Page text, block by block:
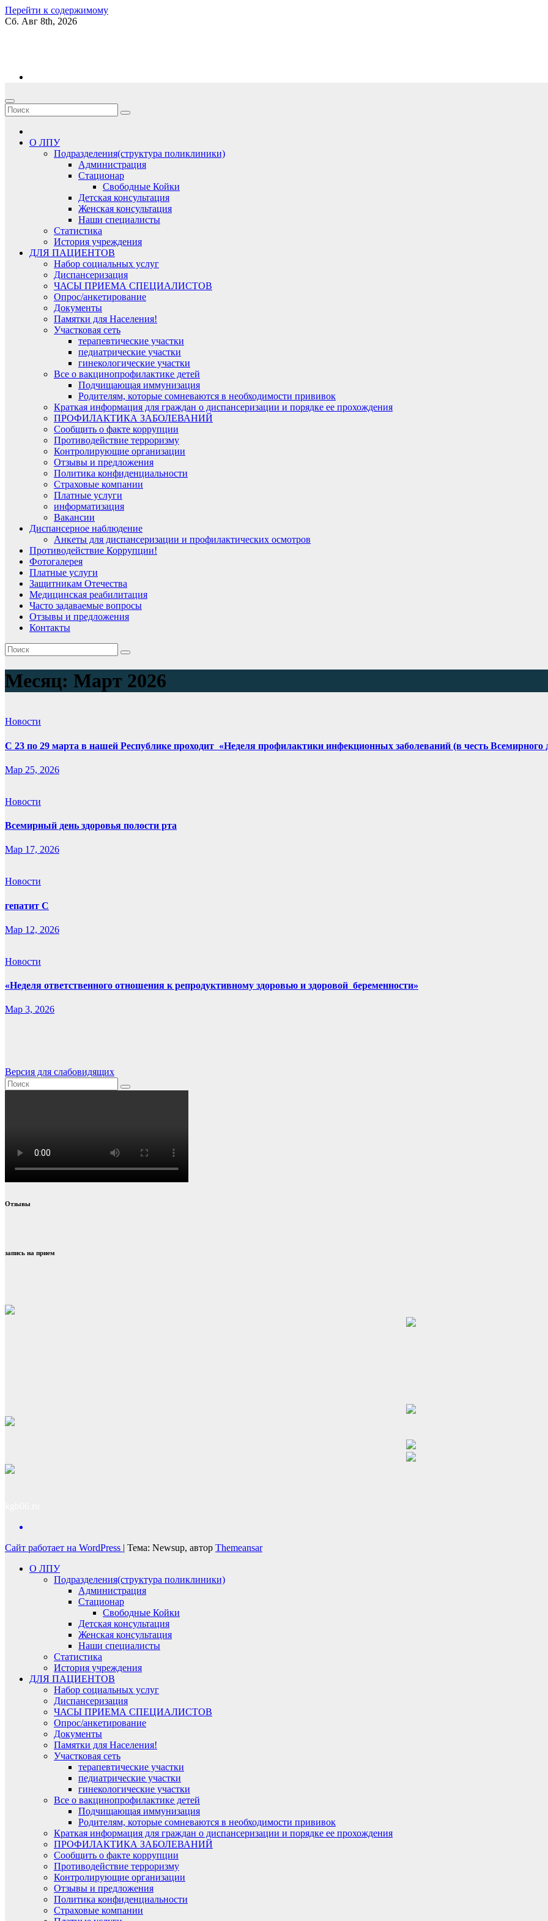
Перейти к содержимому
Сб. Авг 8th, 2026
О ЛПУ
Подразделения(структура поликлиники)
Администрация
Стационар
Свободные Койки
Детская консультация
Женская консультация
Наши специалисты
Статистика
История учреждения
ДЛЯ ПАЦИЕНТОВ
Набор социальных услуг
Диспансеризация​
ЧАСЫ ПРИЕМА СПЕЦИАЛИСТОВ
Опрос/анкетирование
Документы
Памятки для Населения!
Участковая сеть
терапевтические участки
педиатрические участки
гинекологические участки
Все о вакцинопрофилактике детей
Подчищающая иммунизация
Родителям, которые сомневаются в необходимости прививок
Краткая информация для граждан о диспансеризации и порядке ее прохождения
ПРОФИЛАКТИКА ЗАБОЛЕВАНИЙ
Сообщить о факте коррупции
Противодействие терроризму
Контролирующие организации
Отзывы и предложения
Политика конфиденциальности
Страховые компании
Платные услуги
информатизация
Вакансии
Диспансерное наблюдение
Анкеты для диспансеризации и профилактических осмотров
Противодействие Коррупции!
Фотогалерея
Платные услуги
Защитникам Отечества
Медицинская реабилитация
Часто задаваемые вопросы
Отзывы и предложения
Контакты
Месяц: Март 2026
Новости
С 23 по 29 марта в нашей Республике проходит «Неделя профилактики инфекционных заболеваний (в честь Всемирного
Мар 25, 2026
Новости
Всемирный день здоровья полости рта
Мар 17, 2026
Новости
гепатит С
Мар 12, 2026
Новости
«Неделя ответственного отношения к репродуктивному здоровью и здоровой беременности»
Мар 3, 2026
Версия для слабовидящих
Отзывы
запись на прием
Сайт работает на WordPress | Тема: Newsup, автор Themeansar
О ЛПУ
Подразделения(структура поликлиники)
Администрация
Стационар
Свободные Койки
Детская консультация
Женская консультация
Наши специалисты
Статистика
История учреждения
ДЛЯ ПАЦИЕНТОВ
Набор социальных услуг
Диспансеризация​
ЧАСЫ ПРИЕМА СПЕЦИАЛИСТОВ
Опрос/анкетирование
Документы
Памятки для Населения!
Участковая сеть
терапевтические участки
педиатрические участки
гинекологические участки
Все о вакцинопрофилактике детей
Подчищающая иммунизация
Родителям, которые сомневаются в необходимости прививок
Краткая информация для граждан о диспансеризации и порядке ее прохождения
ПРОФИЛАКТИКА ЗАБОЛЕВАНИЙ
Сообщить о факте коррупции
Противодействие терроризму
Контролирующие организации
Отзывы и предложения
Политика конфиденциальности
Страховые компании